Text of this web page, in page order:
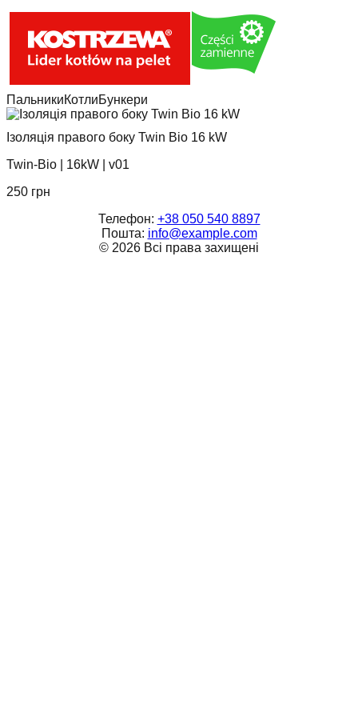
ПальникиКотлиБункери
Ізоляція правого боку Twin Bio 16 kW
Twin-Bio
16kW
v01
250 грн
Телефон: +38 050 540 8897
Пошта: info@example.com
© 2026 Всі права захищені